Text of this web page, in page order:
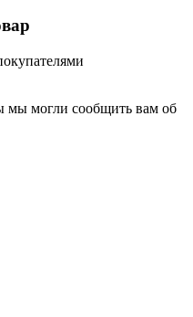
мы могли сообщить вам об